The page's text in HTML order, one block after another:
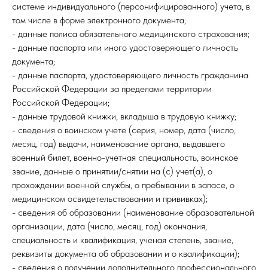
системе индивидуального (персонифицированного) учета, в
том числе в форме электронного документа;
- данные полиса обязательного медицинского страхования;
- данные паспорта или иного удостоверяющего личность
документа;
- данные паспорта, удостоверяющего личность гражданина
Российской Федерации за пределами территории
Российской Федерации;
- данные трудовой книжки, вкладыша в трудовую книжку;
- сведения о воинском учете (серия, номер, дата (число,
месяц, год) выдачи, наименование органа, выдавшего
военный билет, военно-учетная специальность, воинское
звание, данные о принятии/снятии на (с) учет(а), о
прохождении военной службы, о пребывании в запасе, о
медицинском освидетельствовании и прививках);
- сведения об образовании (наименование образовательной
организации, дата (число, месяц, год) окончания,
специальность и квалификация, ученая степень, звание,
реквизиты документа об образовании и о квалификации);
- сведения о получении дополнительного профессионального